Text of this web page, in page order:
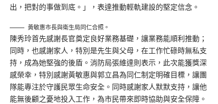
出，把對的事做到底。」，表達推動輕軌建設的堅定信念。
黃敏惠市長與衛生局同仁合照。
陳秀玲首先感謝長官奠定良好業務基礎，讓業務能順利推動；
同時，也感謝家人，特別是先生與父母，在工作忙碌時無私支
持，成為她堅強的後盾。消防局張維達則表示，此次能獲獎深
感榮幸，特別感謝黃敏惠與郭立昌為同仁制定明確目標，讓團
隊能專注於守護民眾生命安全。同時感謝家人默默支持，讓他
能無後顧之憂地投入工作，為市民帶來即時協助與安全保障。